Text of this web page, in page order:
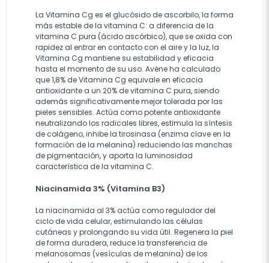
La Vitamina Cg es el glucósido de ascorbilo, la forma
más estable de la vitamina C: a diferencia de la
vitamina C pura (ácido ascórbico), que se oxida con
rapidez al entrar en contacto con el aire y la luz, la
Vitamina Cg mantiene su estabilidad y eficacia
hasta el momento de su uso. Avène ha calculado
que 1,8% de Vitamina Cg equivale en eficacia
antioxidante a un 20% de vitamina C pura, siendo
además significativamente mejor tolerada por las
pieles sensibles. Actúa como potente antioxidante
neutralizando los radicales libres, estimula la síntesis
de colágeno, inhibe la tirosinasa (enzima clave en la
formación de la melanina) reduciendo las manchas
de pigmentación, y aporta la luminosidad
característica de la vitamina C.
Niacinamida 3% (Vitamina B3)
La niacinamida al 3% actúa como regulador del
ciclo de vida celular, estimulando las células
cutáneas y prolongando su vida útil. Regenera la piel
de forma duradera, reduce la transferencia de
melanosomas (vesículas de melanina) de los